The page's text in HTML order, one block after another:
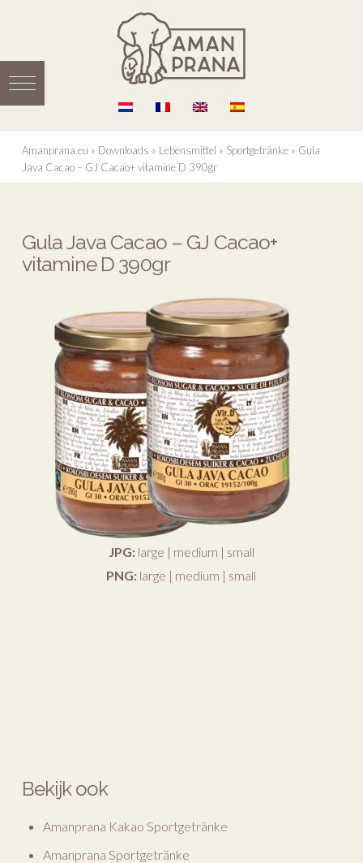
Amanprana.eu » Downloads » Lebensmittel » Sportgetränke» Gula
Java Cacao – GJ Cacao+ vitamine D 390gr
Gula Java Cacao – GJ Cacao+
vitamine D 390gr
JPG: large | medium | small
PNG: large | medium | small
Bekijk ook
Amanprana Kakao Sportgetränke
Amanprana Sportgetränke